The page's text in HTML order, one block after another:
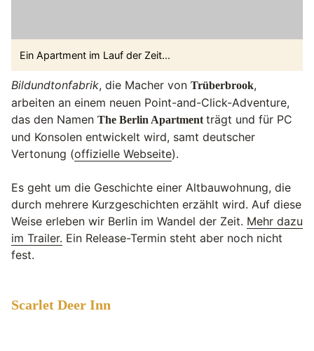
Ein Apartment im Lauf der Zeit...
Bildundtonfabrik, die Macher von Trüberbrook,
arbeiten an einem neuen Point-and-Click-Adventure,
das den Namen The Berlin Apartmentträgt und für PC
und Konsolen entwickelt wird, samt deutscher
Vertonung (offizielle Webseite).
Es geht um die Geschichte einer Altbauwohnung, die
durch mehrere Kurzgeschichten erzählt wird. Auf diese
Weise erleben wir Berlin im Wandel der Zeit. Mehr dazu
im Trailer. Ein Release-Termin steht aber noch nicht
fest.
Scarlet Deer Inn